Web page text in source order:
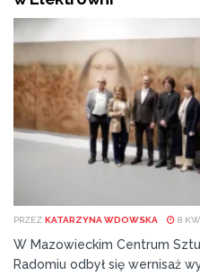
PRZEZ KATARZYNA WDOWSKA 8
W Mazowieckim Centrum
Radomiu odbył się wernisaż